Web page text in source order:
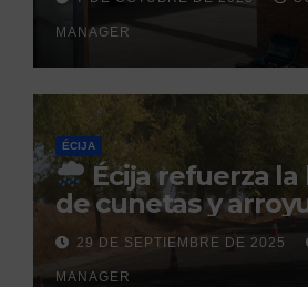
prevista para
MANAGER
ÉCIJA
Écija refuerza
de cunetas y
la llegada de las
otoñales
29 DE SEPTIEMBRE DE 2025
MANAGER